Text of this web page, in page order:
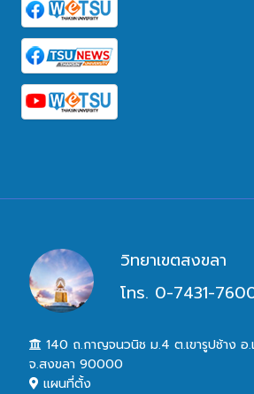
วิทยาเขตสงขลา
โทร. 0-7431-
140 ถ.กาญจนวนิช ม.4 ต.เขารูปช้าง อ
จ.สงขลา 90000
แผนที่ตั้ง